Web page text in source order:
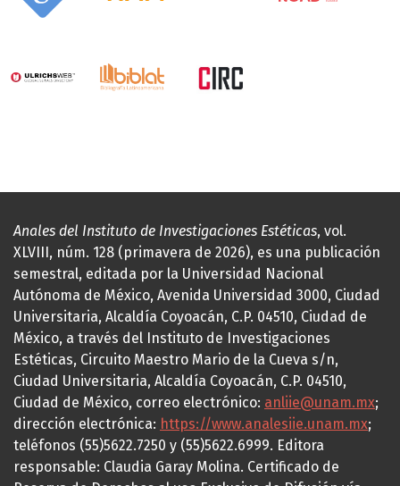
Anales del Instituto de Investigaciones Estéticas, vol.
XLVIII, núm. 128 (primavera de 2026), es una publicación
semestral, editada por la Universidad Nacional
Autónoma de México, Avenida Universidad 3000, Ciudad
Universitaria, Alcaldía Coyoacán, C.P. 04510, Ciudad de
México, a través del Instituto de Investigaciones
Estéticas, Circuito Maestro Mario de la Cueva s/n,
Ciudad Universitaria, Alcaldía Coyoacán, C.P. 04510,
Ciudad de México, correo electrónico: anliie@unam.mx;
dirección electrónica: https://www.analesiie.unam.mx;
teléfonos (55)5622.7250 y (55)5622.6999. Editora
responsable: Claudia Garay Molina. Certificado de